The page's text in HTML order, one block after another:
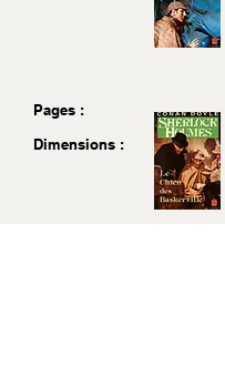
Pages :
Dimensions :